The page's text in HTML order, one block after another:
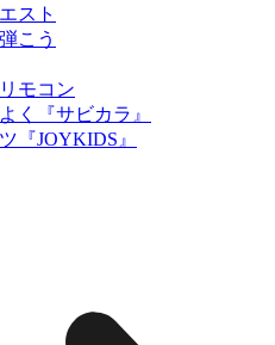
スト
こう
モコン
く『サビカラ』
『JOYKIDS』